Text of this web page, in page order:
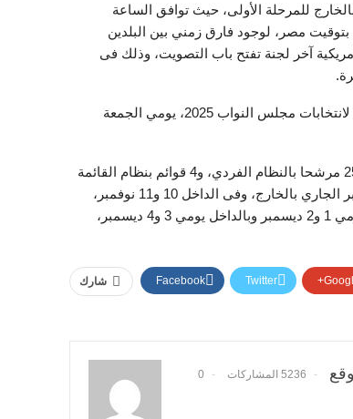
للمرحلة الأولى، حيث توافق الساعة
مصر، لوجود فارق زمني بين البلدين
آخر لجنة تفتح باب التصويت، وذلك فى
وتُجري عملية التصويت للمصريين المقيمين بالخارج في المرحلة الأولى لانتخابات مجلس النواب 2025، يومي الجمعة
ويذكر أن انتخابات مجلس النواب تجرى على مرحلتين ويتنافس فيها 2598 مرشحا بالنظام الفردي، و4 قوائم بنظام القائمة
المغلقة، ويكون الاقتراع بالجولة الأولى للمرحلة الأولى يومى 7 و8 نوفمبر الجاري بالخارج، وفى الداخل 10 و11 نوفمبر،
على أن تعلن النتيجة الرسمية يوم 18 نوفمبر، وتُجرى الإعادة بالخارج يومي 1 و2 ديسمبر وبالداخل يومي 3 و4 ديسمبر،
شارك Facebook Twitter
5236 المشاركات 0